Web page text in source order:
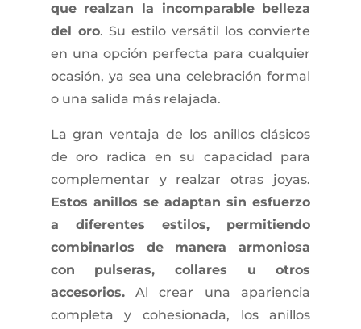
que realzan la incomparable belleza
del oro. Su estilo versátil los convierte
en una opción perfecta para cualquier
ocasión, ya sea una celebración formal
o una salida más relajada.
La gran ventaja de los anillos clásicos
de oro radica en su capacidad para
complementar y realzar otras joyas.
Estos anillos se adaptan sin esfuerzo
a diferentes estilos, permitiendo
combinarlos de manera armoniosa
con pulseras, collares u otros
accesorios.Al crear una apariencia
completa y cohesionada, los anillos